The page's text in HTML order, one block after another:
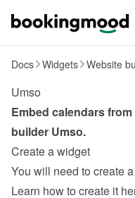
Docs Widgets Website
Umso
Embed calendars
builder Umso.
Create a widget
You will need to create
Learn how to create it